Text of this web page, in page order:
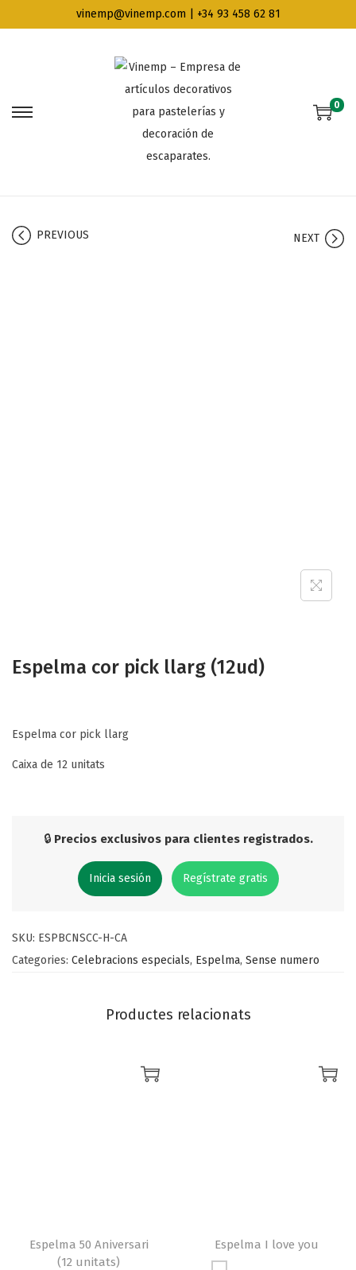
vinemp@vinemp.com | +34 93 458 62 81
0
PREVIOUS NEXT
Espelma cor pick llarg (12ud)
Espelma cor pick llarg
Caixa de 12 unitats
🔒 Precios exclusivos para clientes registrados.
Inicia sesión Regístrate gratis
SKU: ESPBCNSCC-H-CA
Categories: Celebracions especials, Espelma, Sense numero
Productes relacionats
Espelma 50 Aniversari
(12 unitats)
Espelma I love you